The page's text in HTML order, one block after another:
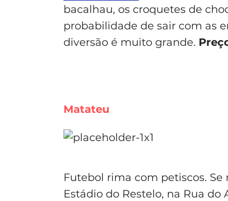
bacalhau, os croquetes de
probabilidade de sair com as
diversão é muito grande.
Matateu
Futebol rima com petiscos. Se
Estádio do Restelo, na Rua do